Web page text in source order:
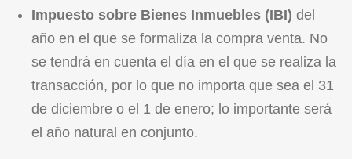
Impuesto sobre Bienes Inmuebles (IBI) del
año en el que se formaliza la compra venta. No
se tendrá en cuenta el día en el que se realiza la
transacción, por lo que no importa que sea el 31
de diciembre o el 1 de enero; lo importante será
el año natural en conjunto.